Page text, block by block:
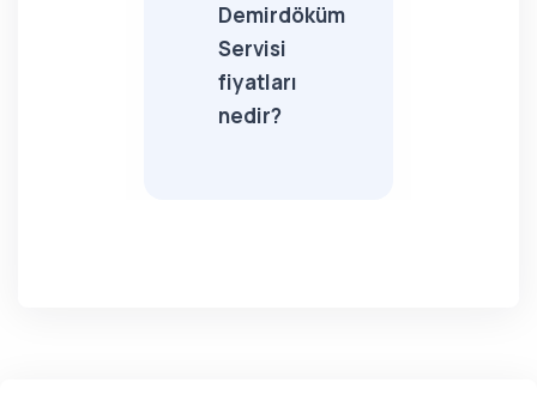
Demirdöküm
Servisi
fiyatları
nedir?